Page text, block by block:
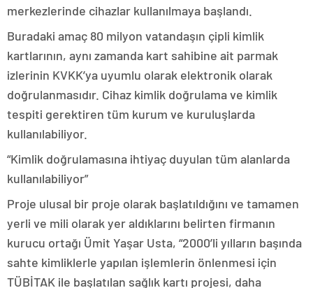
merkezlerinde cihazlar kullanılmaya başlandı.
Buradaki amaç 80 milyon vatandaşın çipli kimlik
kartlarının, aynı zamanda kart sahibine ait parmak
izlerinin KVKK’ya uyumlu olarak elektronik olarak
doğrulanmasıdır. Cihaz kimlik doğrulama ve kimlik
tespiti gerektiren tüm kurum ve kuruluşlarda
kullanılabiliyor.
“Kimlik doğrulamasına ihtiyaç duyulan tüm alanlarda
kullanılabiliyor”
Proje ulusal bir proje olarak başlatıldığını ve tamamen
yerli ve mili olarak yer aldıklarını belirten firmanın
kurucu ortağı Ümit Yaşar Usta, “2000’li yılların başında
sahte kimliklerle yapılan işlemlerin önlenmesi için
TÜBİTAK ile başlatılan sağlık kartı projesi, daha